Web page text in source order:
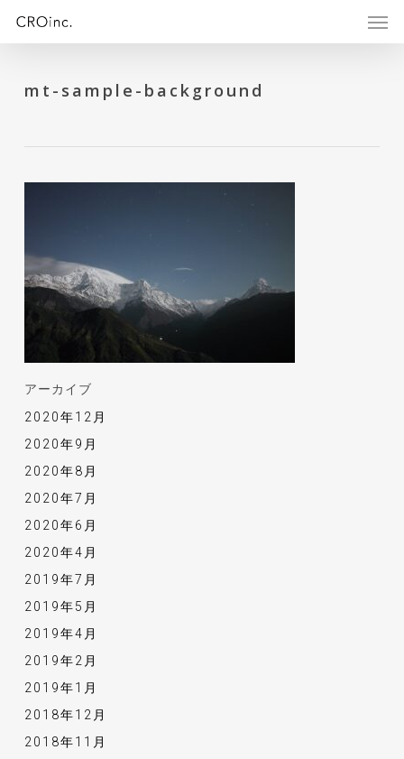
mt-sample-background
アーカイブ
2020年12月
2020年9月
2020年8月
2020年7月
2020年6月
2020年4月
2019年7月
2019年5月
2019年4月
2019年2月
2019年1月
2018年12月
2018年11月